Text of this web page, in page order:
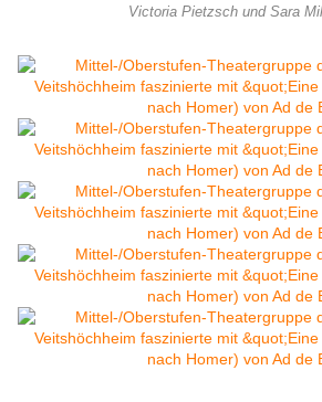
Victoria Pietzsch und Sara